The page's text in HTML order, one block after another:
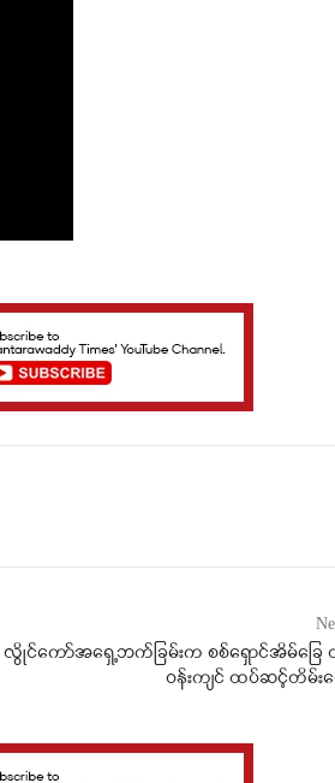
လွိုင်ကော်အရှေ့ဘက်ခြမ်းက စစ်ရှောင်အိမ်ခြေ
ဝန်းကျင် ထပ်ဆင့်တိမ်းရှ